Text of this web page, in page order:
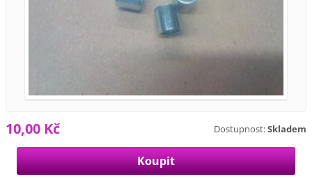
Dostupnost:Skladem
10,00 Kč